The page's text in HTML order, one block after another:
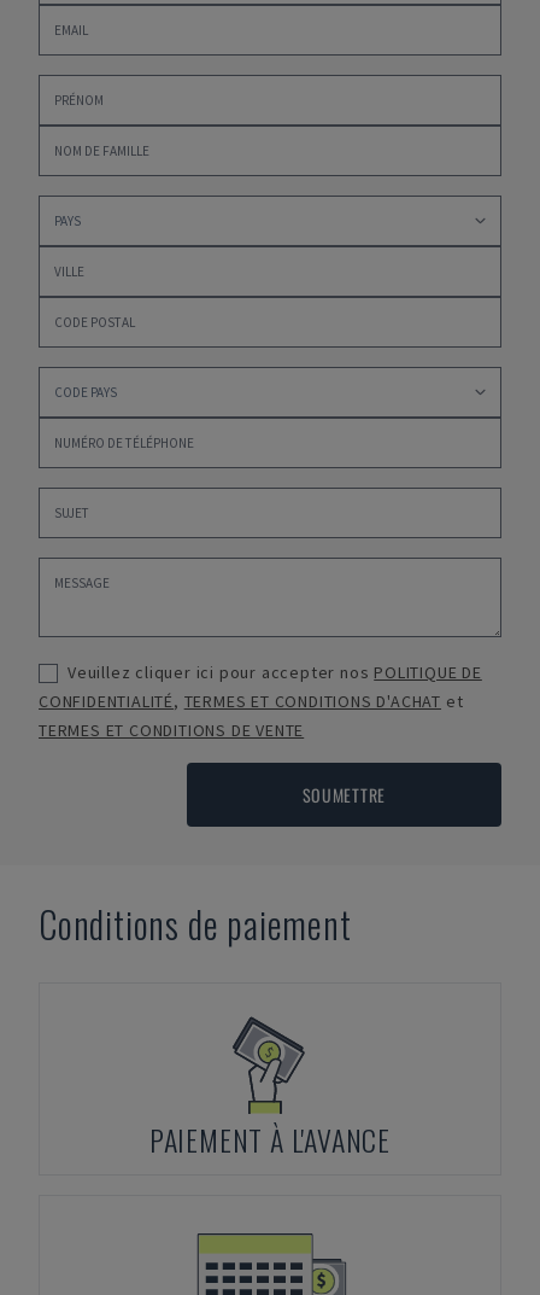
Veuillez cliquer ici pour accepter nos POLITIQUE DE
CONFIDENTIALITÉ, TERMES ET CONDITIONS D'ACHAT et
TERMES ET CONDITIONS DE VENTE
SOUMETTRE
Conditions de paiement
PAIEMENT À L'AVANCE